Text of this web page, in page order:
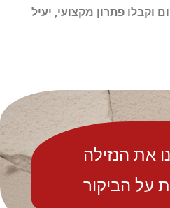
וקבלו פתרון מקצועי, יעיל
את הנזילה
על הביקור